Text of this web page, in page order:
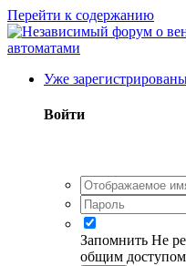
Перейти к содержанию
Уже
Войти
Запомнить Не
общим доступом